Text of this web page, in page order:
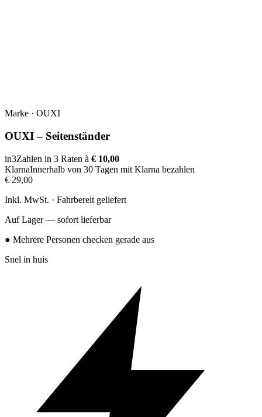
Marke · OUXI
OUXI – Seitenständer
in3Zahlen in 3 Raten à € 10,00
KlarnaInnerhalb von 30 Tagen mit Klarna bezahlen
€ 29,00
Inkl. MwSt. · Fahrbereit geliefert
Auf Lager — sofort lieferbar
● Mehrere Personen checken gerade aus
Snel in huis